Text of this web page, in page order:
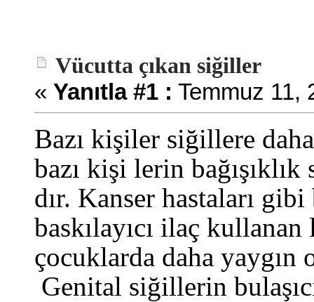
Vücutta çıkan siğiller
« Yanıtla #1 : Temmuz 11,
Bazı kişiler siğillere
bazı kişi lerin
dır. Kanser hastaları
baskılayıcı ilaç
çocuklarda daha yaygın
Genital siğillerin